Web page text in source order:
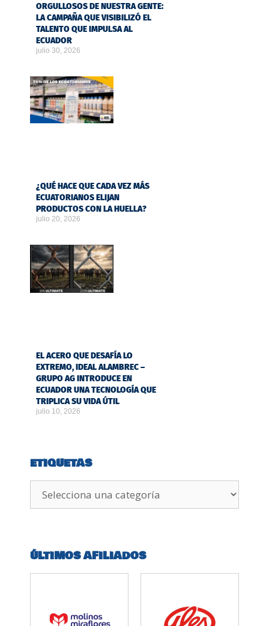
ORGULLOSOS DE NUESTRA GENTE:
LA CAMPAÑA QUE VISIBILIZÓ EL
TALENTO QUE IMPULSA AL
ECUADOR
julio 30, 2026
¿QUÉ HACE QUE CADA VEZ MÁS
ECUATORIANOS ELIJAN
PRODUCTOS CON LA HUELLA?
julio 20, 2026
EL ACERO QUE DESAFÍA LO
EXTREMO, IDEAL ALAMBREC –
GRUPO AG INTRODUCE EN
ECUADOR UNA TECNOLOGÍA QUE
TRIPLICA SU VIDA ÚTIL
julio 10, 2026
ETIQUETAS
ÚLTIMOS AFILIADOS